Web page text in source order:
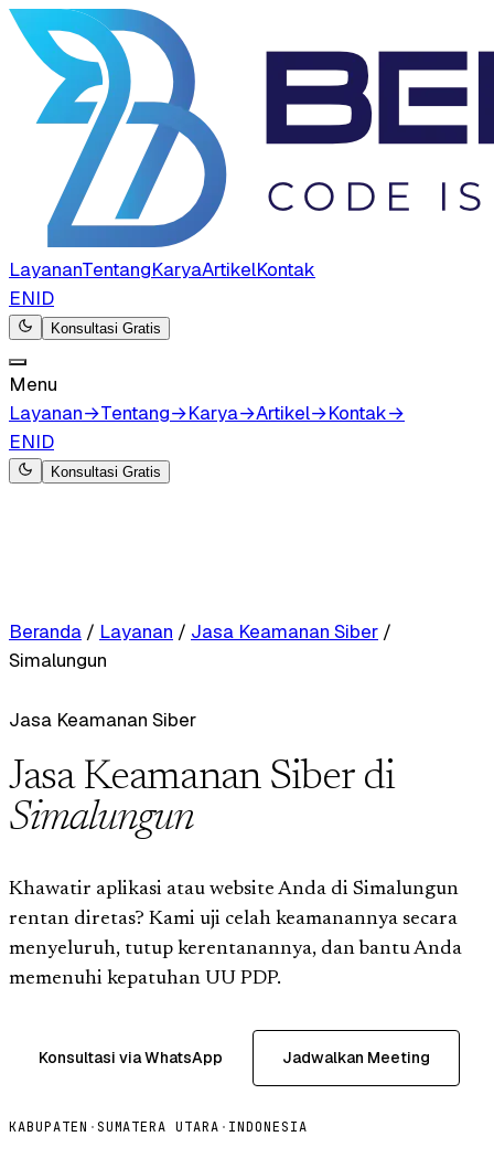
LayananTentangKaryaArtikelKontak
ENID
Konsultasi Gratis
Menu
Layanan→Tentang→Karya→Artikel→Kontak→
ENID
Konsultasi Gratis
Beranda / Layanan / Jasa Keamanan Siber /
Simalungun
Jasa Keamanan Siber
Jasa Keamanan Siber di
Simalungun
Khawatir aplikasi atau website Anda di Simalungun
rentan diretas? Kami uji celah keamanannya secara
menyeluruh, tutup kerentanannya, dan bantu Anda
memenuhi kepatuhan UU PDP.
Konsultasi via WhatsApp Jadwalkan Meeting
KABUPATEN · SUMATERA UTARA · INDONESIA